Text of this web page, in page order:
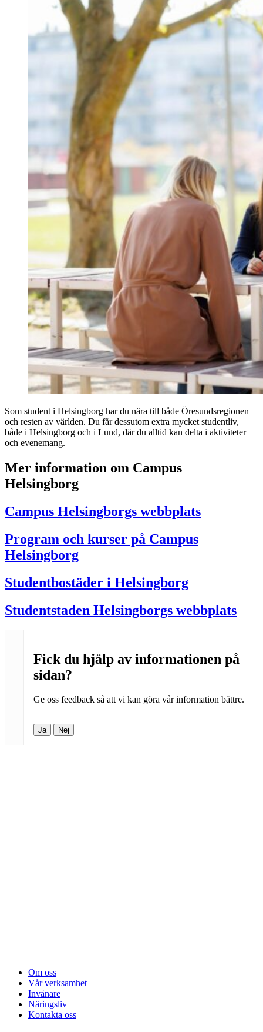
Som student i Helsingborg har du nära till både Öresundsregionen
och resten av världen. Du får dessutom extra mycket studentliv,
både i Helsingborg och i Lund, där du alltid kan delta i aktiviteter
och evenemang.
Mer information om Campus
Helsingborg
Campus Helsingborgs webbplats
Program och kurser på Campus
Helsingborg
Studentbostäder i Helsingborg
Studentstaden Helsingborgs webbplats
Fick du hjälp av informationen på
sidan?
Ge oss feedback så att vi kan göra vår information bättre.
Ja Nej
Om oss
Vår verksamhet
Invånare
Näringsliv
Kontakta oss